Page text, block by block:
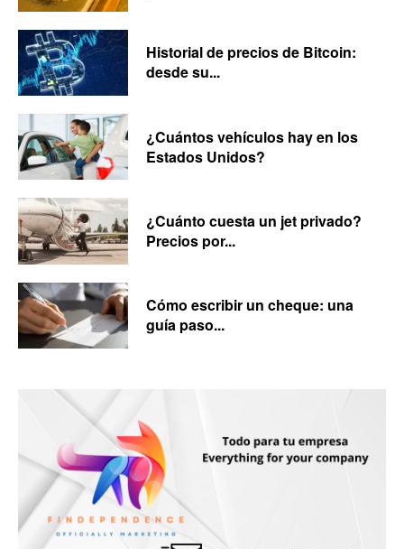
Historial de precios de Bitcoin:
desde su...
¿Cuántos vehículos hay en los
Estados Unidos?
¿Cuánto cuesta un jet privado?
Precios por...
Cómo escribir un cheque: una
guía paso...